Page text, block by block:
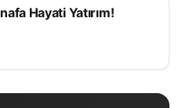
Hayati Yatırım!